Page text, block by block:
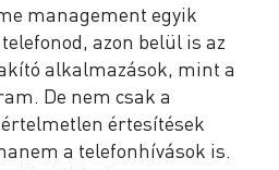
management egyik
azon belül is az
alkalmazások, mint a
De nem csak a
értesítések
a telefonhívások is.